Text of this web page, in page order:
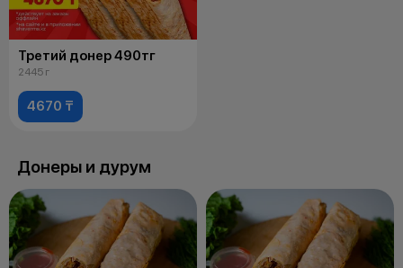
Третий донер 490тг
2445 г
4670 ₸
Донеры и дурум